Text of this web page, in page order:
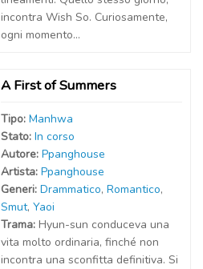
incontra Wish So. Curiosamente,
ogni momento...
A First of Summers
Tipo: Manhwa
Stato: In corso
Autore: Ppanghouse
Artista: Ppanghouse
Generi: Drammatico, Romantico,
Smut, Yaoi
Trama: Hyun-sun conduceva una
vita molto ordinaria, finché non
incontra una sconfitta definitiva. Si